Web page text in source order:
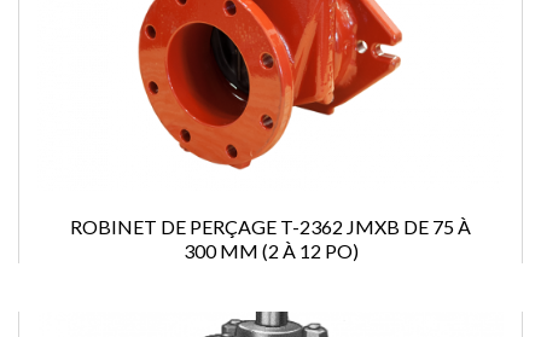
ROBINET DE PERÇAGE T-2362 JMXB DE 75 À
300 MM (2 À 12 PO)